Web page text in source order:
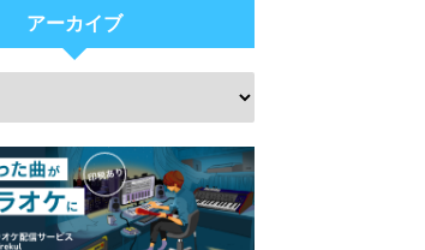
アーカイブ